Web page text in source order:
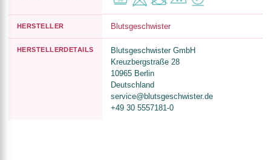
HERSTELLER Blutsgeschwister
HERSTELLERDETAILS
Blutsgeschwister GmbH
Kreuzbergstraße 28
10965 Berlin
Deutschland
service@blutsgeschwister.de
+49 30 5557181-0